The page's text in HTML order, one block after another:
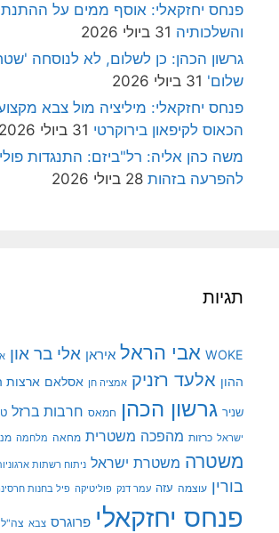
פנחס יחזקאלי: אוסף ממים על
והשלכותיה 31 ביולי 2026
גרשון הכהן: כן לשלום, לא לנוסחה
שלום' 31 ביולי 2026
פנחס יחזקאלי: מיליציה מול צבא
הכאוס לקיפאון בירוקרטי 31 ביולי 2026
משה כהן אליה: רל"ביזם: התנגדות
להפרעה בזהות 28 ביולי 2026
תגיות
WOKE אבי הראל איראן אלי בר און
ההון אלעד רזניק אמציה חן אסלאם ארצות
שניר גרשון הכהן חמאס חרבות ברזל
ישראל כרזות מהפכה משטרית מחאה מלחמה
משטרה משטרת ישראל ניתוח רשתות
בורין עוצמה עזה עמר דנק פוליטיקה פיל בחנות
פנחס יחזקאלי פרוגרס צבא צה"ל